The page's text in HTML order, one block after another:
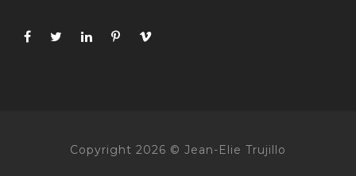
Copyright 2026 © Jean-Elie Trujillo